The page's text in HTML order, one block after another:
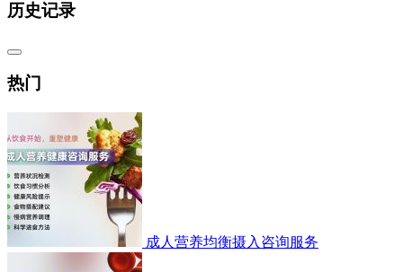
历史记录
热门
成人营养均衡摄入咨询服务